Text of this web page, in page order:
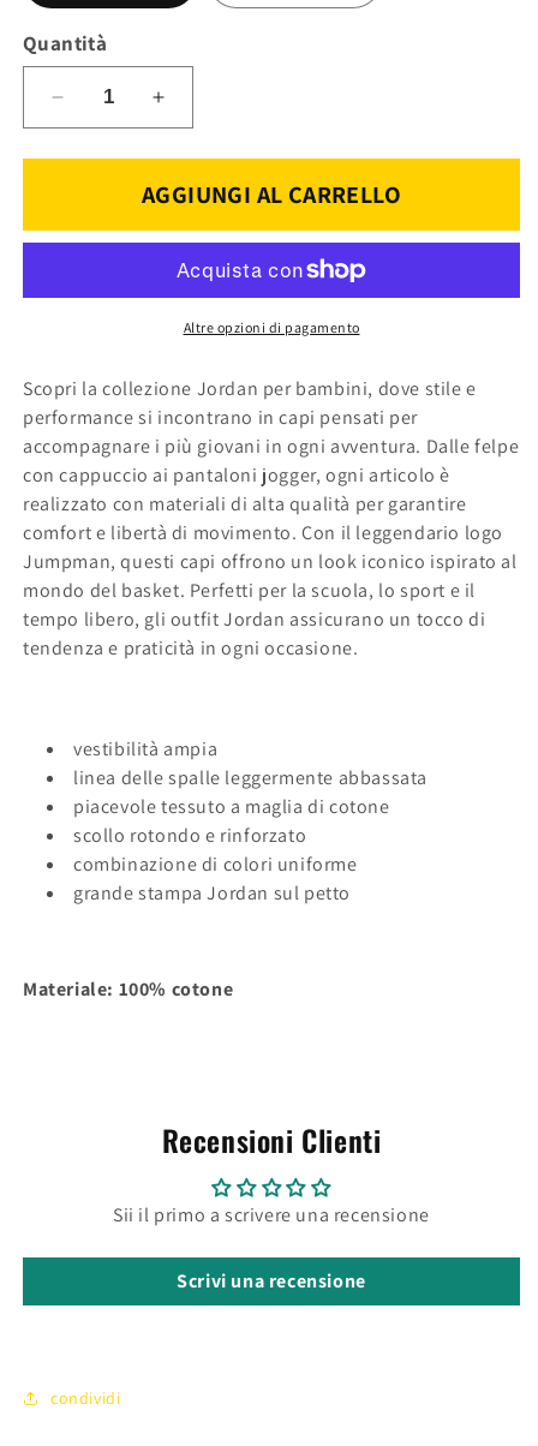
disponibile disponibile
Quantità
Diminuisci
quantità
per
SHIRT
023
Aumenta
quantità
per
T-
SHIRT
95D628-
023
AGGIUNGI AL CARRELLO
Altre opzioni di pagamento
Scopri la collezione Jordan per bambini, dove stile e
performance si incontrano in capi pensati per
accompagnare i più giovani in ogni avventura. Dalle felpe
con cappuccio ai pantaloni jogger, ogni articolo è
realizzato con materiali di alta qualità per garantire
comfort e libertà di movimento. Con il leggendario logo
Jumpman, questi capi offrono un look iconico ispirato al
mondo del basket. Perfetti per la scuola, lo sport e il
tempo libero, gli outfit Jordan assicurano un tocco di
tendenza e praticità in ogni occasione.
vestibilità ampia
linea delle spalle leggermente abbassata
piacevole tessuto a maglia di cotone
scollo rotondo e rinforzato
combinazione di colori uniforme
grande stampa Jordan sul petto
Materiale: 100% cotone
Recensioni Clienti
Sii il primo a scrivere una recensione
Scrivi una recensione
condividi